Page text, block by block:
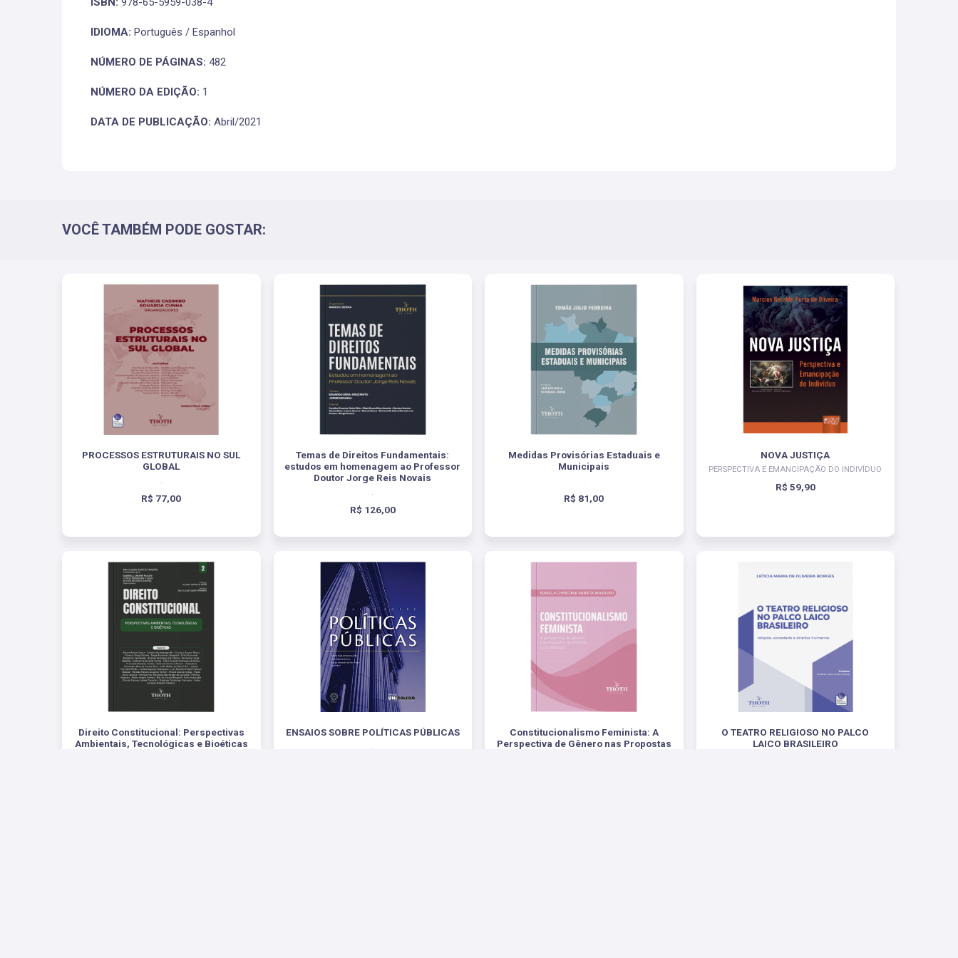
IDIOMA: Português / Espanhol
NÚMERO DE PÁGINAS: 482
NÚMERO DA EDIÇÃO: 1
DATA DE PUBLICAÇÃO: Abril/2021
VOCÊ TAMBÉM PODE GOSTAR:
PROCESSOS ESTRUTURAIS NO SUL
GLOBAL
.
R$ 77,00
Temas de Direitos Fundamentais:
estudos em homenagem ao Professor
Doutor Jorge Reis Novais
.
R$ 126,00
Medidas Provisórias Estaduais e
Municipais
.
R$ 81,00
NOVA JUSTIÇA
PERSPECTIVA E EMANCIPAÇÃO DO INDIVÍDUO
R$ 59,90
Direito Constitucional: Perspectivas
Ambientais, Tecnológicas e Bioéticas
ENSAIOS SOBRE POLÍTICAS PÚBLICAS
.
Constitucionalismo Feminista: A
Perspectiva de Gênero nas Propostas
O TEATRO RELIGIOSO NO PALCO
LAICO BRASILEIRO